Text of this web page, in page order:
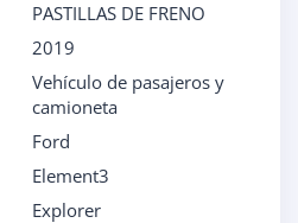
PASTILLAS DE FRENO
2019
Vehículo de pasajeros y
camioneta
Ford
Element3
Explorer